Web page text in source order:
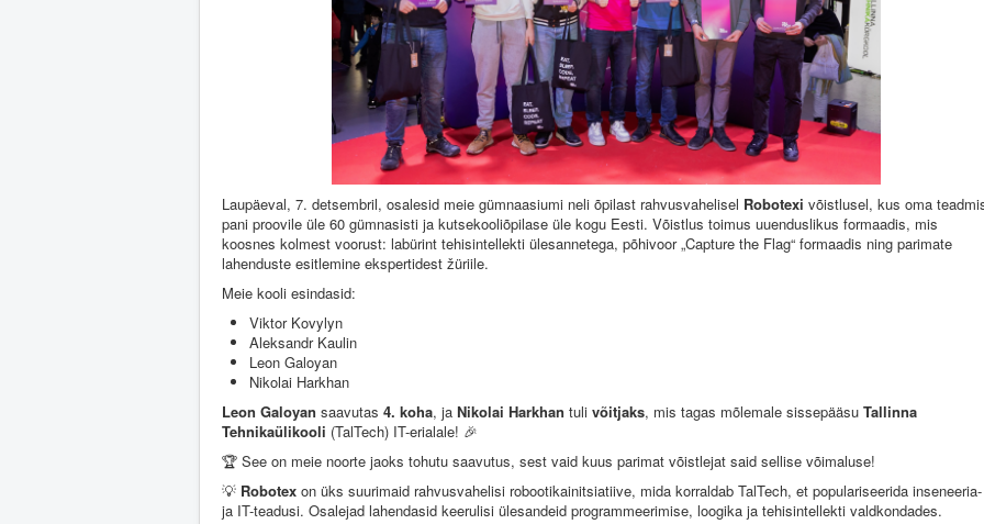
Laupäeval, 7. detsembril, osalesid meie gümnaasiumi neli õpilast rahvusvahelisel Robotexi võistlusel, kus oma
pani proovile üle 60 gümnasisti ja kutsekooliõpilase üle kogu Eesti. Võistlus toimus uuenduslikus formaadis, mis
koosnes kolmest voorust: labürint tehisintellekti ülesannetega, põhivoor „Capture the Flag“ formaadis ning parimate
lahenduste esitlemine ekspertidest žüriile.
Meie kooli esindasid:
Viktor Kovylyn
Aleksandr Kaulin
Leon Galoyan
Nikolai Harkhan
Leon Galoyan saavutas 4. koha, ja Nikolai Harkhan tuli võitjaks, mis tagas mõlemale sissepääsu Tallinna
Tehnikaülikooli (TalTech) IT-erialale! 🎉
🏆 See on meie noorte jaoks tohutu saavutus, sest vaid kuus parimat võistlejat said sellise võimaluse!
💡 Robotex on üks suurimaid rahvusvahelisi robootikainitsiatiive, mida korraldab TalTech, et populariseerida inseneeria-
ja IT-teadusi. Osalejad lahendasid keerulisi ülesandeid programmeerimise, loogika ja tehisintellekti valdkondades.